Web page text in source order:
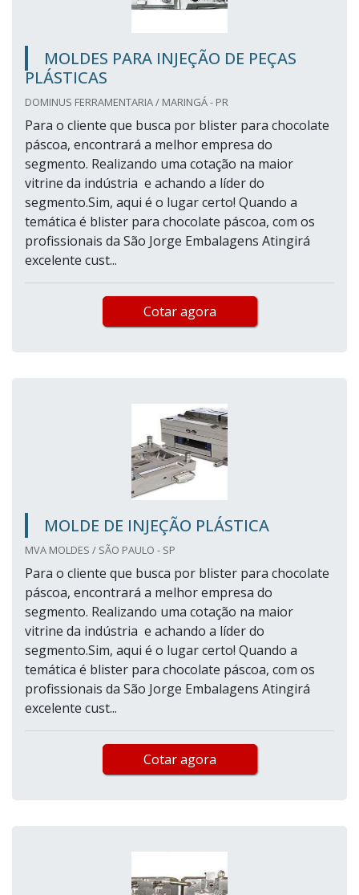
MOLDES PARA INJEÇÃO DE PEÇAS
PLÁSTICAS
DOMINUS FERRAMENTARIA / MARINGÁ - PR
Para o cliente que busca por blister para chocolate
páscoa, encontrará a melhor empresa do
segmento. Realizando uma cotação na maior
vitrine da indústria e achando a líder do
segmento.Sim, aqui é o lugar certo! Quando a
temática é blister para chocolate páscoa, com os
profissionais da São Jorge Embalagens Atingirá
excelente cust...
Cotar agora
MOLDE DE INJEÇÃO PLÁSTICA
MVA MOLDES / SÃO PAULO - SP
Para o cliente que busca por blister para chocolate
páscoa, encontrará a melhor empresa do
segmento. Realizando uma cotação na maior
vitrine da indústria e achando a líder do
segmento.Sim, aqui é o lugar certo! Quando a
temática é blister para chocolate páscoa, com os
profissionais da São Jorge Embalagens Atingirá
excelente cust...
Cotar agora